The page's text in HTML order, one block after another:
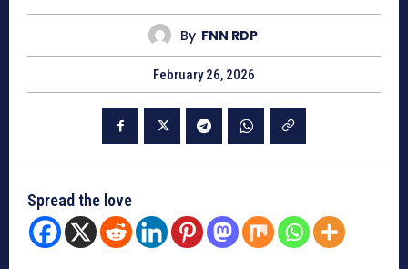
By FNN RDP
February 26, 2026
Spread the love